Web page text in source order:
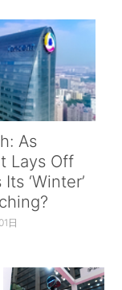
As
Lays Off
‘Winter’
日